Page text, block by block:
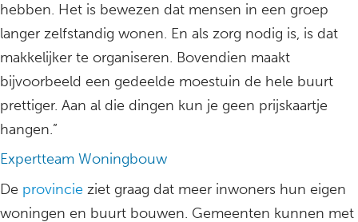
hebben. Het is bewezen dat mensen in een groep
langer zelfstandig wonen. En als zorg nodig is, is dat
makkelijker te organiseren. Bovendien maakt
bijvoorbeeld een gedeelde moestuin de hele buurt
prettiger. Aan al die dingen kun je geen prijskaartje
hangen.”
Expertteam Woningbouw
De provincie ziet graag dat meer inwoners hun eigen
woningen en buurt bouwen. Gemeenten kunnen met